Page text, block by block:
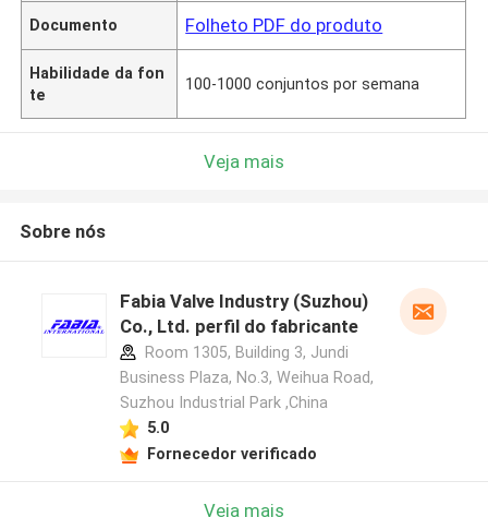
Documento Folheto PDF do produto
Habilidade da fon
te
100-1000 conjuntos por semana
Veja mais
Sobre nós
Fabia Valve Industry (Suzhou)
Co., Ltd. perfil do fabricante
Room 1305, Building 3, Jundi
Business Plaza, No.3, Weihua Road,
Suzhou Industrial Park ,China
5.0
Fornecedor verificado
Veja mais